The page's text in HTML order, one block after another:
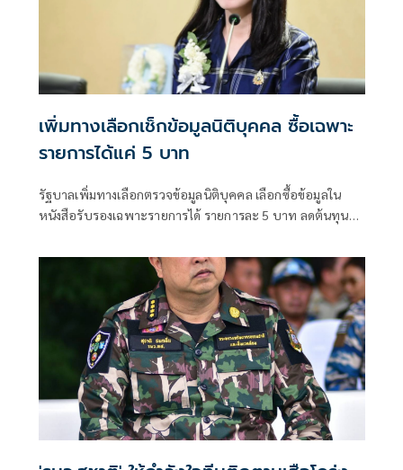
ต่อเนื่องจนกว่าสถานการณ์จะคลี่คลาย
เพิ่มทางเลือกเช็กข้อมูลนิติบุคคล ซื้อเฉพาะ
รายการได้แค่ 5 บาท
รัฐบาลเพิ่มทางเลือกตรวจข้อมูลนิติบุคคล เลือกซื้อข้อมูลใน
หนังสือรับรองเฉพาะรายการได้ รายการละ 5 บาท ลดต้นทุน